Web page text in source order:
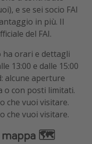
e se sei socio FAI
in più. Il
del FAI.
ha orari e dettagli
13:00 e dalle 15:00
alcune aperture
o con posti limitati.
che vuoi visitare.
che vuoi visitare.
mappa 🗺️